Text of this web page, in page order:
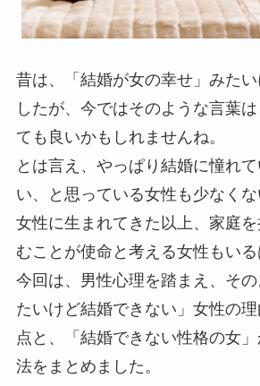
昔は、「結婚が女の幸せ」みた
したが、今ではそのような言葉
ても良いかもしれませんね。
とは言え、やっぱり結婚に憧れ
い、と思っている女性も少なくな
女性に生まれてきた以上、家庭
むことが使命と考える女性もいる
今回は、男性心理を踏まえ、そ
たいけど結婚できない」女性の
点と、「結婚できない性格の女
法をまとめました。